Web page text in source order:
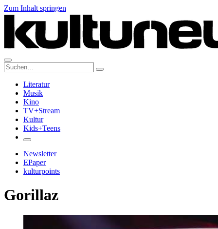
Zum Inhalt springen
Suche:
Literatur
Musik
Kino
TV+Stream
Kultur
Kids+Teens
Newsletter
EPaper
kulturpoints
Gorillaz